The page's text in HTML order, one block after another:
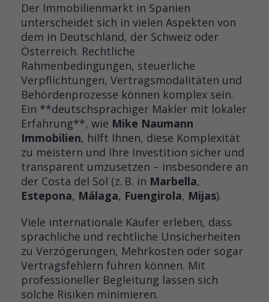
Der Immobilienmarkt in Spanien
unterscheidet sich in vielen Aspekten von
dem in Deutschland, der Schweiz oder
Österreich. Rechtliche
Rahmenbedingungen, steuerliche
Verpflichtungen, Vertragsmodalitäten und
Behördenprozesse können komplex sein.
Ein **deutschsprachiger Makler mit lokaler
Erfahrung**, wie Mike Naumann
Immobilien, hilft Ihnen, diese Komplexität
zu meistern und Ihre Investition sicher und
transparent umzusetzen – insbesondere an
der Costa del Sol (z. B. in Marbella,
Estepona, Málaga, Fuengirola, Mijas).
Viele internationale Käufer erleben, dass
sprachliche und rechtliche Unsicherheiten
zu Verzögerungen, Mehrkosten oder sogar
Vertragsfehlern führen können. Mit
professioneller Begleitung lassen sich
solche Risiken minimieren.